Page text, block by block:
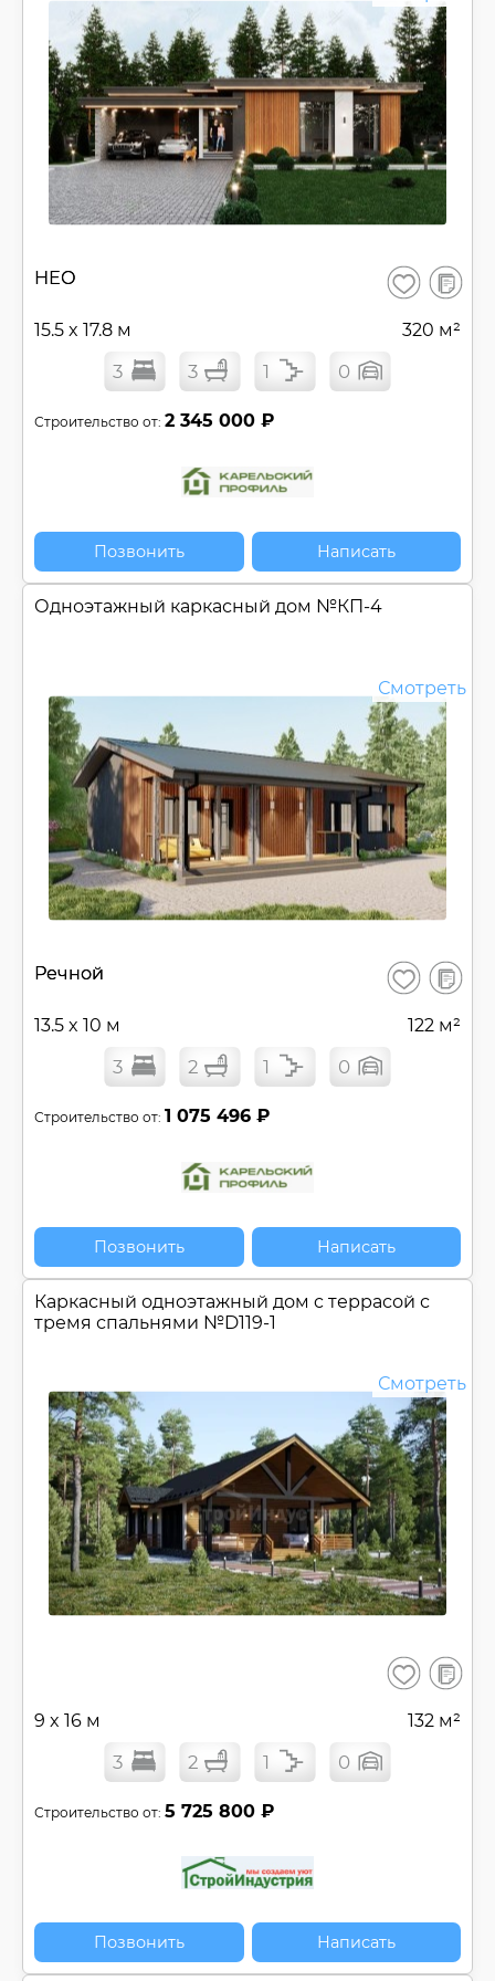
НЕО Сохранить
В
15.5 x 17.8 м 320 м²
3 3 1 0
Строительство от: 2 345 000 ₽
Позвонить Написать
Одноэтажный каркасный дом №КП-4
Смотреть
Речной Сохранить
В
13.5 x 10 м 122 м²
3 2 1 0
Строительство от: 1 075 496 ₽
Позвонить Написать
Каркасный одноэтажный дом c террасой с
тремя спальнями №D119-1
Смотреть
Сохранить
В
9 x 16 м 132 м²
3 2 1 0
Строительство от: 5 725 800 ₽
Позвонить Написать